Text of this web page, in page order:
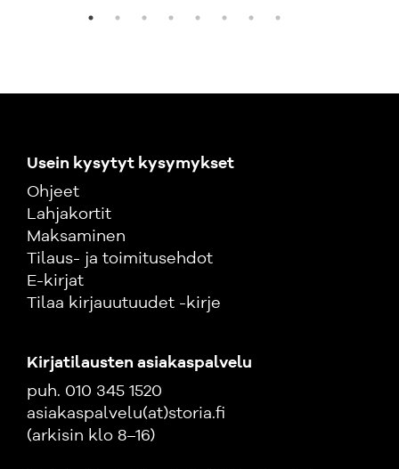
Usein kysytyt kysymykset
Ohjeet
Lahjakortit
Maksaminen
Tilaus- ja toimitusehdot
E-kirjat
Tilaa kirjauutuudet -kirje
Kirjatilausten asiakaspalvelu
puh. 010 345 1520
asiakaspalvelu(at)storia.fi
(arkisin klo 8–16)